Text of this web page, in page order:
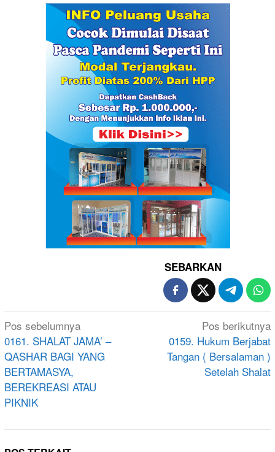
SEBARKAN
Navigasi
pos
Pos sebelumnya
0161. SHALAT JAMA’ –
QASHAR BAGI YANG
BERTAMASYA,
BEREKREASI ATAU
PIKNIK
Pos berikutnya
0159. Hukum Berjabat
Tangan ( Bersalaman )
Setelah Shalat